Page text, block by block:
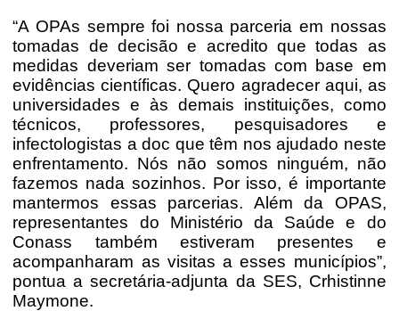
“A OPAs sempre foi nossa parceria em nossas
tomadas de decisão e acredito que todas as
medidas deveriam ser tomadas com base em
evidências científicas. Quero agradecer aqui, as
universidades e às demais instituições, como
técnicos, professores, pesquisadores e
infectologistas a doc que têm nos ajudado neste
enfrentamento. Nós não somos ninguém, não
fazemos nada sozinhos. Por isso, é importante
mantermos essas parcerias. Além da OPAS,
representantes do Ministério da Saúde e do
Conass também estiveram presentes e
acompanharam as visitas a esses municípios”,
pontua a secretária-adjunta da SES, Crhistinne
Maymone.